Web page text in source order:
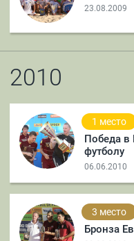
23.08.2009
2010
1 место
Победа в
футболу
06.06.2010
3 место
Бронза